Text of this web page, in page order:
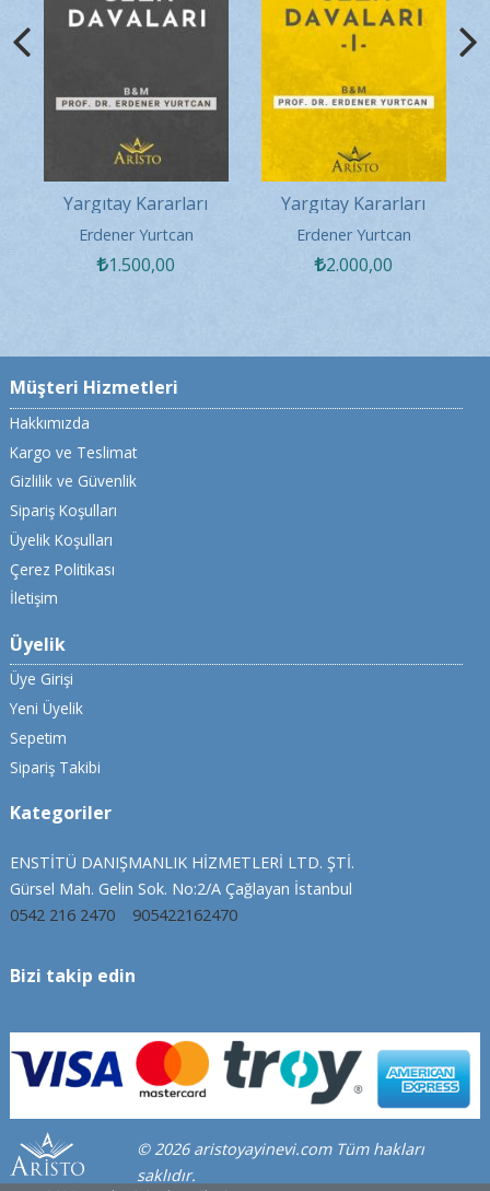
Yargıtay Kararları
Işığında Ağır Ceza
Davaları
Erdener Yurtcan
1.500,00
Yargıtay Kararları
Işığında Asliye Ceza
Davaları (2 Ciltlik Set)
Erdener Yurtcan
2.000,00
Müşteri Hizmetleri
Hakkımızda
Kargo ve Teslimat
Gizlilik ve Güvenlik
Sipariş Koşulları
Üyelik Koşulları
Çerez Politikası
İletişim
Üyelik
Üye Girişi
Yeni Üyelik
Sepetim
Sipariş Takibi
Kategoriler
ENSTİTÜ DANIŞMANLIK HİZMETLERİ LTD. ŞTİ.
Gürsel Mah. Gelin Sok. No:2/A Çağlayan İstanbul
0542 216 2470
905422162470
Bizi takip edin
© 2026 aristoyayinevi.com Tüm hakları
saklıdır.